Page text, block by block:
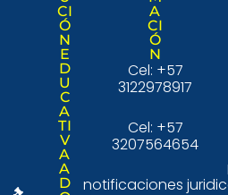
CI
Ó
N
E
D
U
C
A
TI
V
A
A
D
A
CI
Ó
N
Cel: +57
3122978917
Cel: +57
3207564654
notificaciones